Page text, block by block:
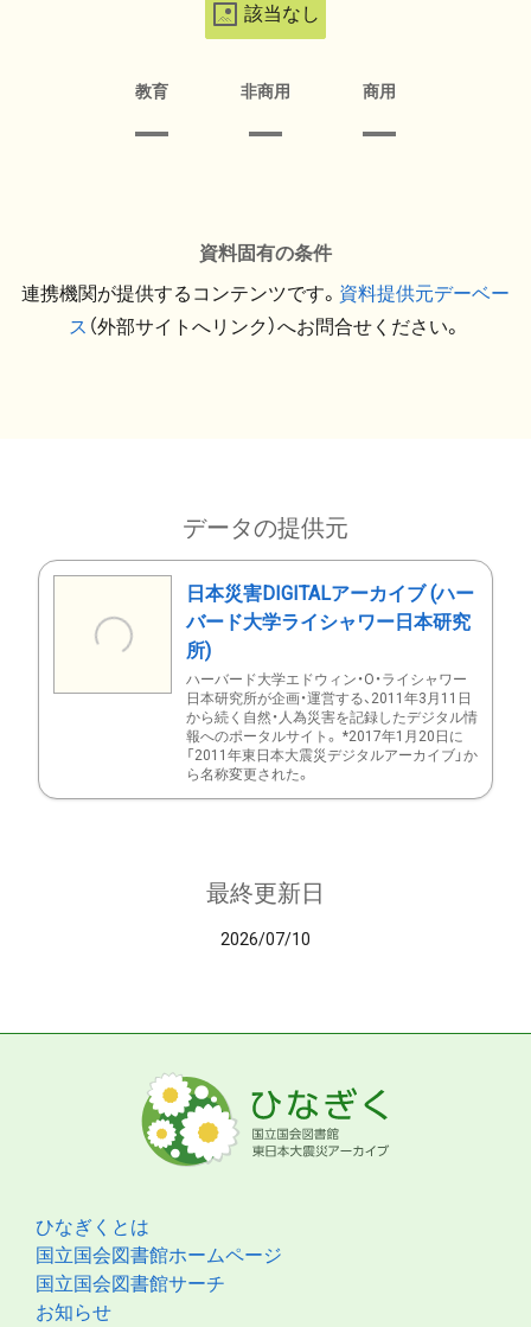
該当なし
教育 非商用 商用
資料固有の条件
連携機関が提供するコンテンツです。 資料提供元デーベー
ス （外部サイトへリンク）へお問合せください。
データの提供元
日本災害DIGITALアーカイブ (ハー
バード大学ライシャワー日本研究
所)
ハーバード大学エドウィン・O・ライシャワー
日本研究所が企画・運営する、2011年3月11日
から続く自然・人為災害を記録したデジタル情
報へのポータルサイト。 *2017年1月20日に
「2011年東日本大震災デジタルアーカイブ」か
ら名称変更された。
最終更新日
2026/07/10
ひなぎくとは
国立国会図書館ホームページ
国立国会図書館サーチ
お知らせ